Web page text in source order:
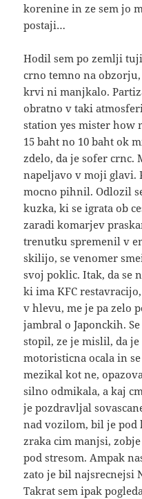
korenine in ze sem jo
postaji…
Hodil sem po zemlji
crno temno na
krvi ni manjkalo.
obratno v taki
station yes mister how
15 baht no 10 baht ok
zdelo, da je sofer
napeljavo v moji glavi.
mocno pihnil. Odlozil
kuzka, ki se igrata ob
zaradi komarjev
trenutku spremenil v
skilijo, se venomer
svoj poklic. Itak, da se
ki ima KFC
v hlevu, me je pa zelo
jambral o Japonckih.
stopil, ze je mislil, da
motoristicna ocala in
mezikal kot ne,
silno odmikala, a kaj
je pozdravljal
nad vozilom, bil je pod
zraka cim manjsi,
pod stresom. Ampak
zato je bil najsrecnejsi
Takrat sem ipak